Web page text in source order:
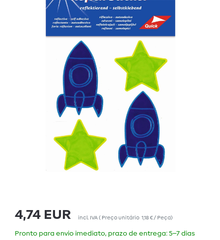
4,74 EUR incl. IVA( Preço unitário 1,18 € / Peça)
Pronto para envio imediato, prazo de entrega: 5–7 dias